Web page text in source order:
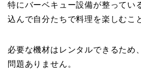
特にバーベキュー設備が整ってい
込んで自分たちで料理を楽しむこ
必要な機材はレンタルできるため
問題ありません。